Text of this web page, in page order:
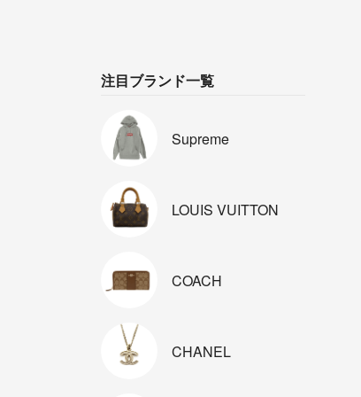
注目ブランド一覧
Supreme
LOUIS VUITTON
COACH
CHANEL